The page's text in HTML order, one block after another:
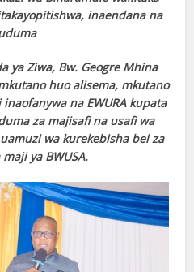
inaendana na
ya Ziwa, Bw. Geogre Mhina
huo alisema, mkutano
na EWURA kupata
za majisafi na usafi wa
wa kurekebisha bei za
ya BWUSA.